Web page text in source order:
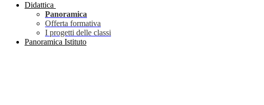
Didattica
Panoramica
Offerta formativa
I progetti delle classi
Panoramica Istituto